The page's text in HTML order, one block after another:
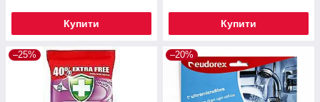
Купити Купити
–25% –20%